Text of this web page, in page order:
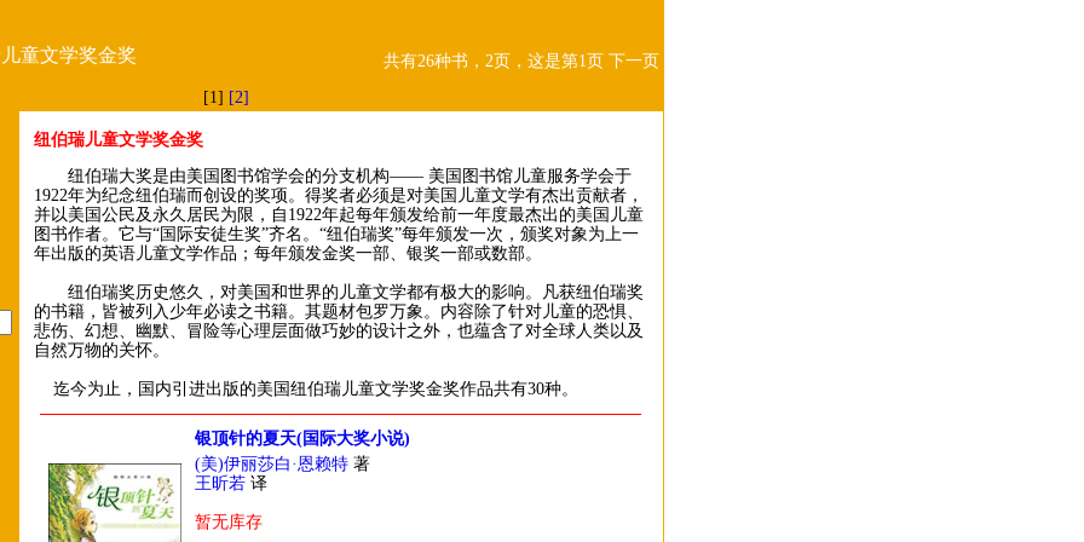
童文学奖金奖 共有26种书，2页，这是第1页 下一页
[1] [2]
纽伯瑞儿童文学奖金奖
纽伯瑞大奖是由美国图书馆学会的分支机构—— 美国图书馆儿童服务学会于
1922年为纪念纽伯瑞而创设的奖项。得奖者必须是对美国儿童文学有杰出贡献者，
并以美国公民及永久居民为限，自1922年起每年颁发给前一年度最杰出的美国儿童
图书作者。它与“国际安徒生奖”齐名。“纽伯瑞奖”每年颁发一次，颁奖对象为上一
年出版的英语儿童文学作品；每年颁发金奖一部、银奖一部或数部。
纽伯瑞奖历史悠久，对美国和世界的儿童文学都有极大的影响。凡获纽伯瑞奖
的书籍，皆被列入少年必读之书籍。其题材包罗万象。内容除了针对儿童的恐惧、
悲伤、幻想、幽默、冒险等心理层面做巧妙的设计之外，也蕴含了对全球人类以及
自然万物的关怀。
迄今为止，国内引进出版的美国纽伯瑞儿童文学奖金奖作品共有30种。
银顶针的夏天(国际大奖小说)
(美)伊丽莎白·恩赖特 著
王昕若 译
暂无库存